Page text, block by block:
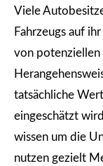
Viele
Fahrzeugs auf
von potenziellen
tatsächliche
eingeschätzt
wissen um die
nutzen gezielt